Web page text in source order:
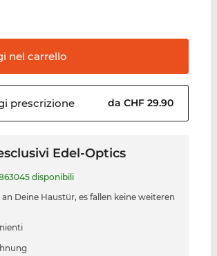
nel carrello
prescrizione da CHF 29.90
Edel-Optics
disponibili
Deine Haustür, es fallen keine weiteren